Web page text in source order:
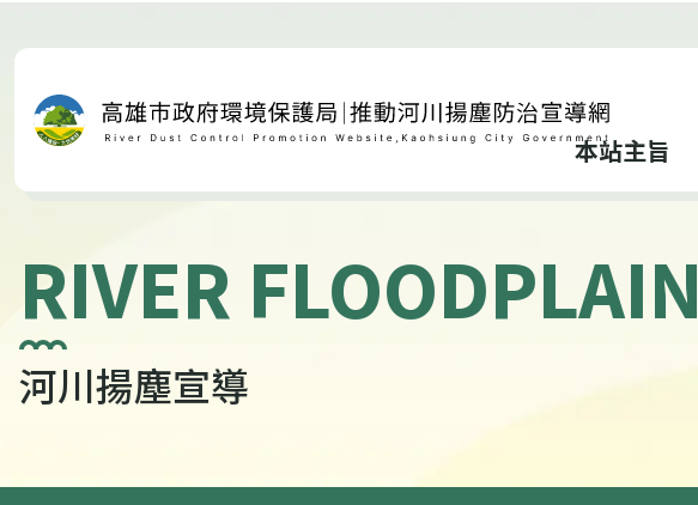
本站主旨
RIVER FLOODPLAIN
河川揚塵宣導